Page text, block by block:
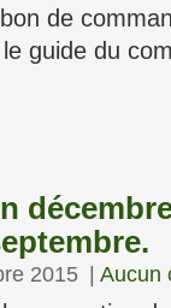
de
guide du
2015 Aucun